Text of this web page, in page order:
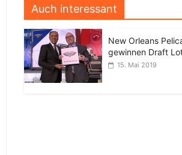
Auch interessant
New Orleans
gewinnen Draft
15. Mai 2019